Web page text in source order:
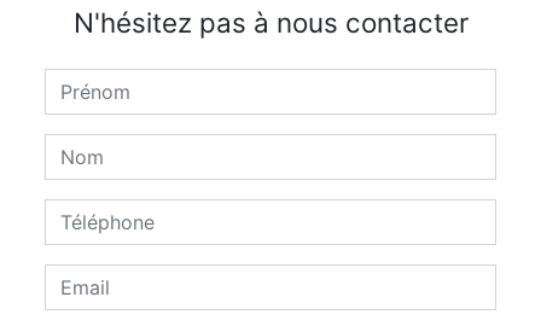
N'hésitez pas à nous contacter